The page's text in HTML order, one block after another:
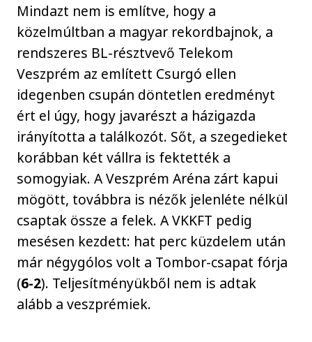
Mindazt nem is említve, hogy a
közelmúltban a magyar rekordbajnok, a
rendszeres BL-résztvevő Telekom
Veszprém az említett Csurgó ellen
idegenben csupán döntetlen eredményt
ért el úgy, hogy javarészt a házigazda
irányította a találkozót. Sőt, a szegedieket
korábban két vállra is fektették a
somogyiak. A Veszprém Aréna zárt kapui
mögött, továbbra is nézők jelenléte nélkül
csaptak össze a felek. A VKKFT pedig
mesésen kezdett: hat perc küzdelem után
már négygólos volt a Tombor-csapat fórja
(6-2). Teljesítményükből nem is adtak
alább a veszprémiek.